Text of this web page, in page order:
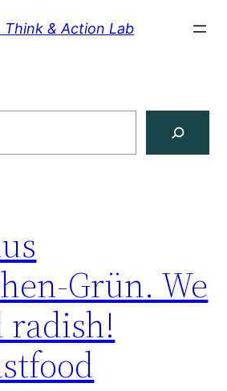
Think & Action Lab
Grün. We
radish!